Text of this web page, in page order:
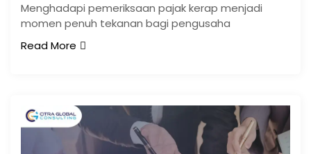
Menghadapi pemeriksaan pajak kerap menjadi
momen penuh tekanan bagi pengusaha
Read More